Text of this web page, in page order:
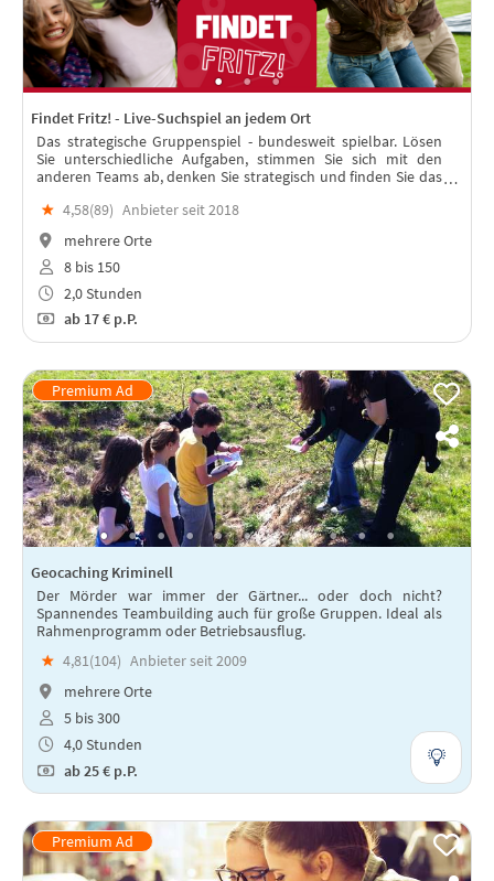
Findet Fritz! - Live-Suchspiel an jedem Ort
Das strategische Gruppenspiel - bundesweit spielbar. Lösen
Sie unterschiedliche Aufgaben, stimmen Sie sich mit den
anderen Teams ab, denken Sie strategisch und finden Sie das
★ 4,58(89) Anbieter seit 2018
mehrere Orte
8 bis 150
2,0 Stunden
ab17 € p.P.
Geocaching Kriminell
Der Mörder war immer der Gärtner... oder doch nicht?
Spannendes Teambuilding auch für große Gruppen. Ideal als
Rahmenprogramm oder Betriebsausflug.
★ 4,81(104) Anbieter seit 2009
mehrere Orte
5 bis 300
4,0 Stunden
ab25 € p.P.